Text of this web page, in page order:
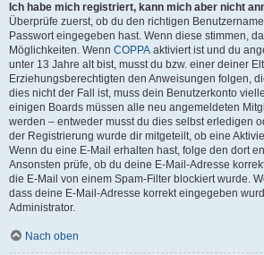
Ich habe mich registriert, kann mich aber nicht
Überprüfe zuerst, ob du den richtigen
Passwort eingegeben hast. Wenn diese stimmen,
Möglichkeiten. Wenn COPPA aktiviert ist und du
unter 13 Jahre alt bist, musst du bzw. einer deiner
Erziehungsberechtigten den Anweisungen folgen,
dies nicht der Fall ist, muss dein Benutzerkonto
einigen Boards müssen alle neu angemeldeten
werden – entweder musst du dies selbst erledigen
der Registrierung wurde dir mitgeteilt, ob eine
Wenn du eine E-Mail erhalten hast, folge den dort
Ansonsten prüfe, ob du deine E-Mail-Adresse
die E-Mail von einem Spam-Filter blockiert wurde.
dass deine E-Mail-Adresse korrekt eingegeben
Administrator.
Nach oben